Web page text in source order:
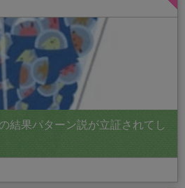
結果パターン説が立証されてし